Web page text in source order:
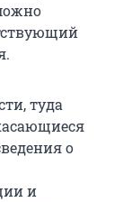
туда
о
и